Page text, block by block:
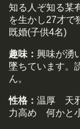
知る人ぞ知る某
を生かし27才で
既婚(子供4名)
趣味： 興味が湧
墜ちています。
ん。
性格： 温厚 天
力高め 何かと